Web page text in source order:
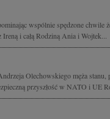
wspólnie spędzone chwile
i całą Rodziną Ania i Wojtek...
Olechowskiego męża
przyszłość w NATO i UE